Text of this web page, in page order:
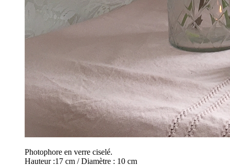
Photophore en verre ciselé.
Hauteur :17 cm / Diamètre : 10 cm